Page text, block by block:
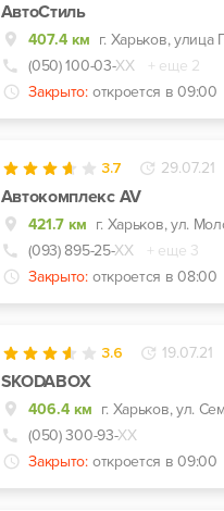
АвтоСтиль
407.4 км
(050) 100-03-ХХ
+ еще 2
Закрыто: откроется в 09:00
3.7 29.07.21
Автокомплекс AV
421.7 км
(093) 895-25-ХХ
+ еще 3
Закрыто: откроется в 08:00
3.6 19.07.21
SKODABOX
406.4 км
(050) 300-93-ХХ
Закрыто: откроется в 09:00